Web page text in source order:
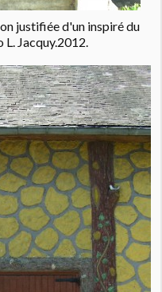
justifiée d'un inspiré du
Jacquy.2012.